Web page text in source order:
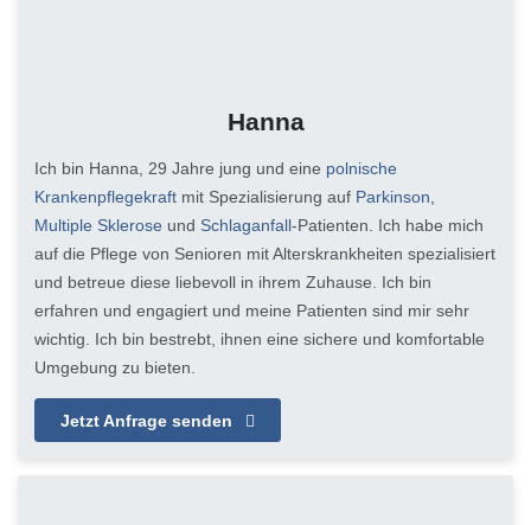
Hanna
Ich bin Hanna, 29 Jahre jung und eine polnische
Krankenpflegekraft mit Spezialisierung auf Parkinson,
Multiple Sklerose und Schlaganfall-Patienten. Ich habe mich
auf die Pflege von Senioren mit Alterskrankheiten spezialisiert
und betreue diese liebevoll in ihrem Zuhause. Ich bin
erfahren und engagiert und meine Patienten sind mir sehr
wichtig. Ich bin bestrebt, ihnen eine sichere und komfortable
Umgebung zu bieten.
Jetzt Anfrage senden